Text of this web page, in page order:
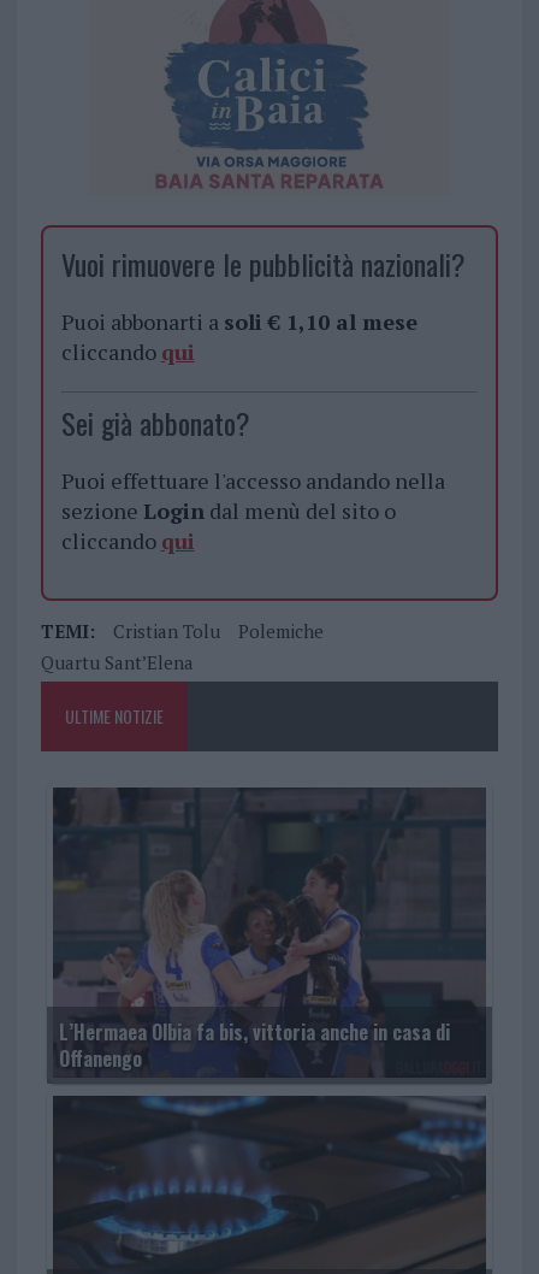
Vuoi rimuovere le pubblicità nazionali?
Puoi abbonarti a soli € 1,10 al mese
cliccando qui
Sei già abbonato?
Puoi effettuare l'accesso andando nella
sezione Logindal menù del sito o
cliccando qui
TEMI: Cristian Tolu
Polemiche
Quartu Sant’Elena
ULTIME NOTIZIE
L’Hermaea Olbia fa bis, vittoria anche in casa di
Offanengo